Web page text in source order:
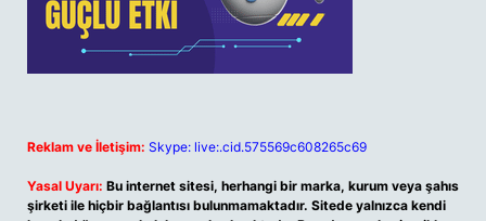
Reklam ve İletişim: Skype: live:.cid.575569c608265c69
Yasal Uyarı: Bu internet sitesi, herhangi bir marka, kurum veya şahıs
şirketi ile hiçbir bağlantısı bulunmamaktadır. Sitede yalnızca kendi